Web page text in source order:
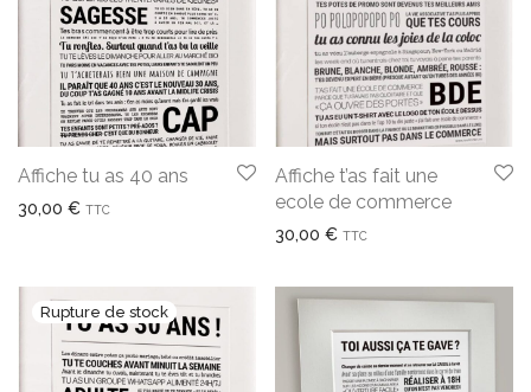
Affiche tu as 40 ans
30,00 € TTC
Affiche t’as fait une
ecole de commerce
30,00 € TTC